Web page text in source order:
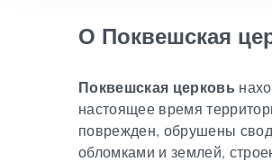
О Поквешская
Поквешская церковь
настоящее время
поврежден, обрушены свод
обломками и землей,